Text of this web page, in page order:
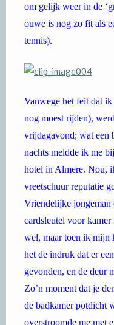
om gelijk weer in de
ouwe is nog zo fit als
tennis).
Vanwege het feit dat
nog moest rijden),
vrijdagavond; wat een
nachts meldde ik me
hotel in Almere. Nou,
vreetschuur reputatie
Vriendelijke jongeman
cardsleutel voor
wel, maar toen ik mijn
het de indruk dat er
gevonden, en de deur
Zo’n moment dat je
de badkamer potdicht
overstroomde me met